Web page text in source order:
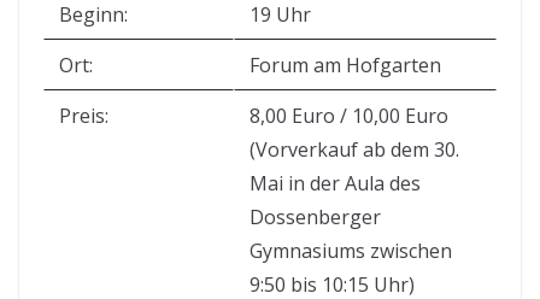
Beginn:
19 Uhr
Ort:
Forum am Hofgarten
Preis:
8,00 Euro / 10,00 Euro
(Vorverkauf ab dem 30.
Mai in der Aula des
Dossenberger
Gymnasiums zwischen
9:50 bis 10:15 Uhr)